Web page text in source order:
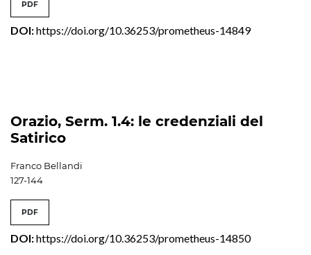
PDF
DOI:https://doi.org/10.36253/prometheus-14849
Orazio, Serm. 1.4: le credenziali del
Satirico
Franco Bellandi
127-144
PDF
DOI:https://doi.org/10.36253/prometheus-14850